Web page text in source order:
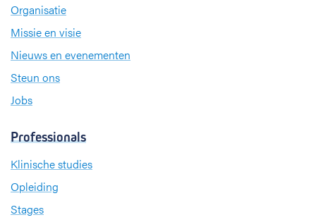
Organisatie
Missie en visie
Nieuws en evenementen
Steun ons
Jobs
Professionals
Klinische studies
Opleiding
Stages